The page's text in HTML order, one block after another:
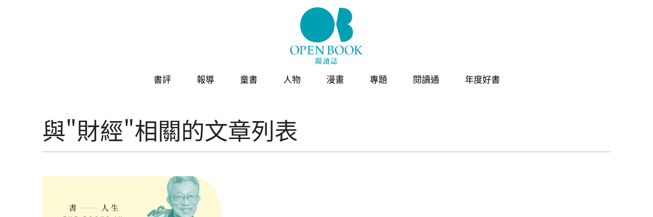
書評 報導 童書 人物 漫畫 專題 閱讀通 年度好書
與"財經"相關的文章列表